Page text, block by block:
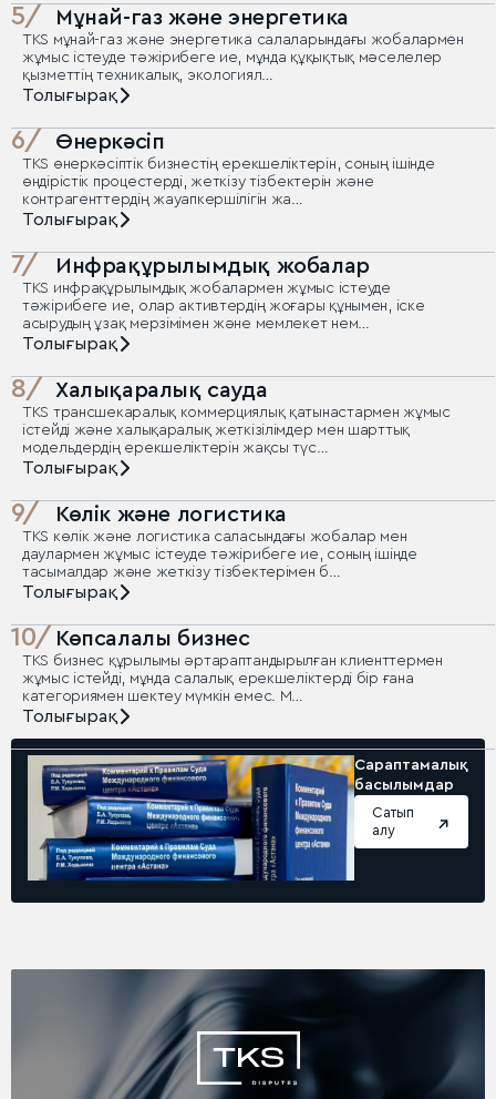
5/ Мұнай-газ және энергетика
TKS мұнай-газ және энергетика салаларындағы жобалармен
жұмыс істеуде тәжірибеге ие, мұнда құқықтық мәселелер
қызметтің техникалық, экологиял…
Толығырақ
6/ Өнеркәсіп
TKS өнеркәсіптік бизнестің ерекшеліктерін, соның ішінде
өндірістік процестерді, жеткізу тізбектерін және
контрагенттердің жауапкершілігін жа…
Толығырақ
7/ Инфрақұрылымдық жобалар
TKS инфрақұрылымдық жобалармен жұмыс істеуде
тәжірибеге ие, олар активтердің жоғары құнымен, іске
асырудың ұзақ мерзімімен және мемлекет нем…
Толығырақ
8/ Халықаралық сауда
TKS трансшекаралық коммерциялық қатынастармен жұмыс
істейді және халықаралық жеткізілімдер мен шарттық
модельдердің ерекшеліктерін жақсы түс…
Толығырақ
9/ Көлік және логистика
TKS көлік және логистика саласындағы жобалар мен
даулармен жұмыс істеуде тәжірибеге ие, соның ішінде
тасымалдар және жеткізу тізбектерімен б…
Толығырақ
10/ Көпсалалы бизнес
TKS бизнес құрылымы әртараптандырылған клиенттермен
жұмыс істейді, мұнда салалық ерекшеліктерді бір ғана
категориямен шектеу мүмкін емес. М…
Толығырақ
Сараптамалық
басылымдар
Сатып
алу